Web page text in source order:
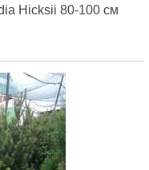
Hicksii 80-100 см